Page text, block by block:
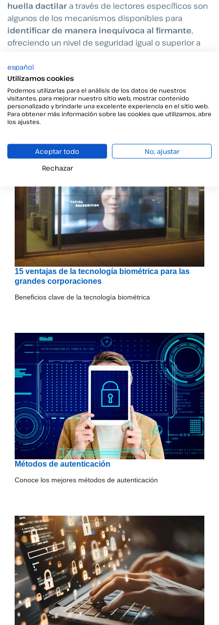
huella dactilar a través de lectores específicos son
algunos de los mecanismos disponibles para
identificar de manera inequívoca al firmante,
ofreciendo un nivel de seguridad igual o superior a
Información relacionada
15 ventajas de la tecnología biométrica para las
grandes corporaciones
Beneficios clave de la tecnología biométrica
Métodos de autenticación
Conoce los mejores métodos de autenticación
español
Utilizamos cookies
Podemos utilizarlas para el análisis de los datos de nuestros
visitantes, para mejorar nuestro sitio web, mostrar contenido
personalizado y brindarle una excelente experiencia en el sitio web.
Para obtener más información sobre las cookies que utilizamos, abre
los ajustes.
Aceptar todo
No, ajustar
Rechazar